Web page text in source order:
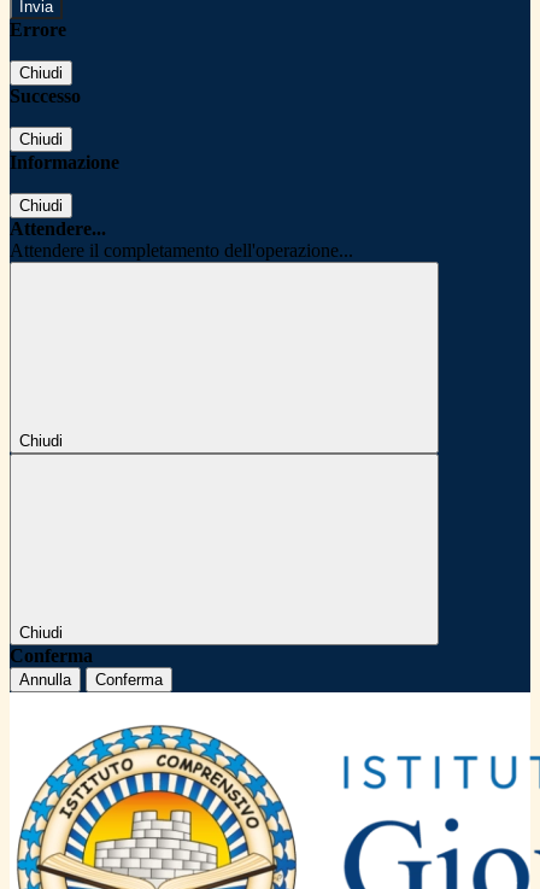
Errore
Chiudi
Successo
Chiudi
Informazione
Chiudi
Attendere...
Attendere il completamento dell'operazione...
Chiudi
Chiudi
Conferma
Annulla Conferma